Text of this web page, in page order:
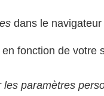
dans le navigateur
en fonction de votre
les paramètres